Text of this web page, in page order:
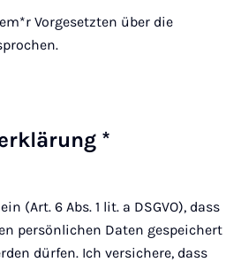
Vorgesetzten über die
*
(Art. 6 Abs. 1 lit. a DSGVO), dass
persönlichen Daten gespeichert
dürfen. Ich versichere, dass